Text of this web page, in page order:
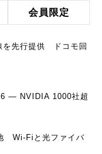
会員限定
を先行提供 ドコモ回
― NVIDIA 1000社超
Wi-Fiと光ファイバ